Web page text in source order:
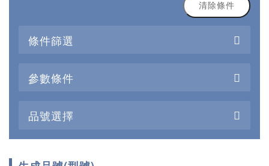
清除條件
條件篩選
參數條件
品號選擇